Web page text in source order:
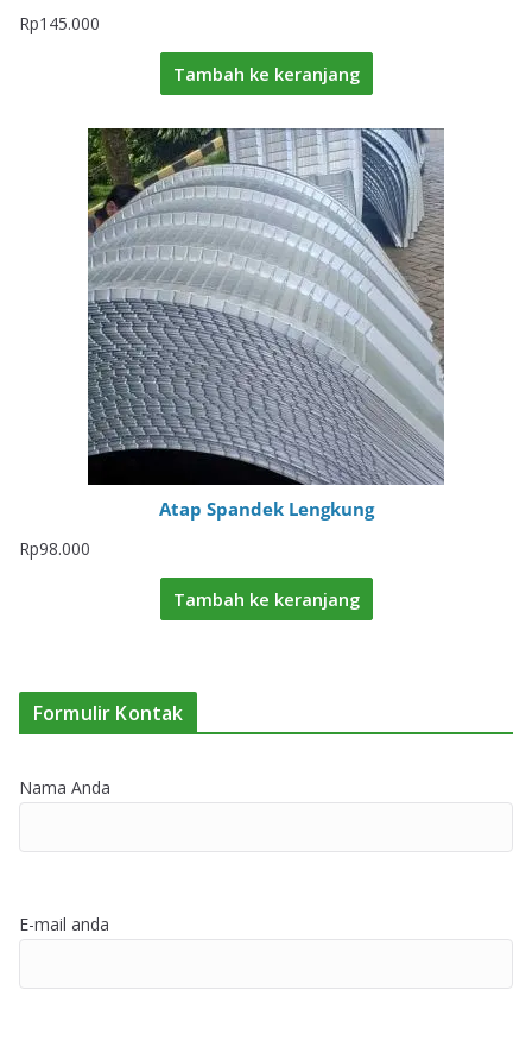
Rp145.000
Tambah ke keranjang
Atap Spandek Lengkung
Rp98.000
Tambah ke keranjang
Formulir Kontak
Nama Anda
E-mail anda